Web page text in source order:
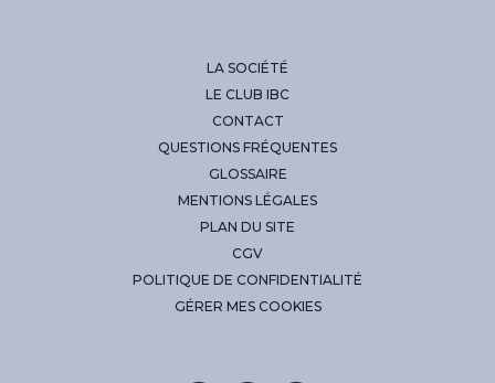
LA SOCIÉTÉ
LE CLUB IBC
CONTACT
QUESTIONS FRÉQUENTES
GLOSSAIRE
MENTIONS LÉGALES
PLAN DU SITE
CGV
POLITIQUE DE CONFIDENTIALITÉ
GÉRER MES COOKIES